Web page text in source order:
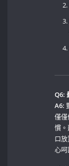
Q6:
A6:
僅
慣
口
心呵